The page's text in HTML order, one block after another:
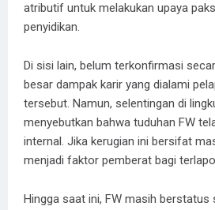
atributif untuk melakukan upaya
penyidikan.
​Di sisi lain, belum terkonfirmasi
besar dampak karir yang dialami
tersebut. Namun, selentingan di
menyebutkan bahwa tuduhan FW
internal. Jika kerugian ini bersifat
menjadi faktor pemberat bagi
Hingga saat ini, FW masih berstatus